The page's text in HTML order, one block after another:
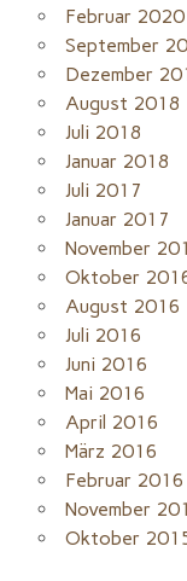
Februar 2020
September
Dezember
August 2018
Juli 2018
Januar 2018
Juli 2017
Januar 2017
November
Oktober
August 2016
Juli 2016
Juni 2016
Mai 2016
April 2016
März 2016
Februar 2016
November
Oktober